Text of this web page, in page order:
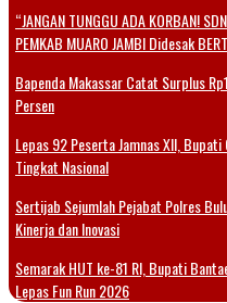
“JANGAN TUNGGU ADA KORBAN!
PEMKAB MUARO JAMBI Didesak
Bapenda Makassar Catat Surplus
Persen
Lepas 92 Peserta Jamnas XII,
Tingkat Nasional
Sertijab Sejumlah Pejabat Polres
Kinerja dan Inovasi
Semarak HUT ke-81 RI, Bupati
Lepas Fun Run 2026